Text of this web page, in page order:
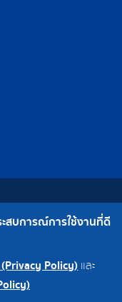
ะเทศไทย) จำกัด
2487
ะสบการณ์การใช้งานที่ดี
Policy) และ